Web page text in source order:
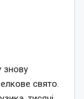
знову
свято.